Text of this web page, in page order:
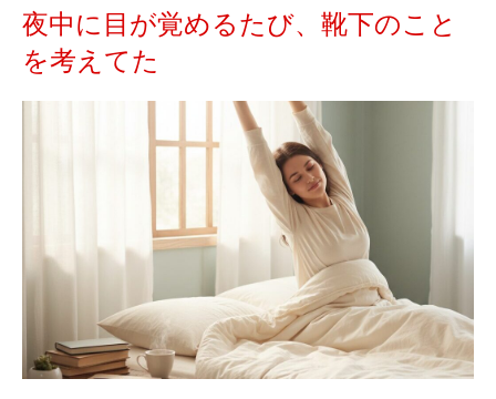
夜中に目が覚めるたび、靴下のこと
を考えてた